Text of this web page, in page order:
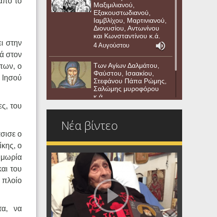
στην
στον
ο
του
ο
ο
του
να
Μαξιμιλιανού,
Εξακουστωδιανού,
Ιαμβλίχου, Μαρτινιανού,
Διονυσίου, Αντωνίνου
και Κωνσταντίνου κ.ά.
4 Αυγούστου
Των Αγίων Δαλμάτου,
Φαύστου, Ισαακίου,
Στεφάνου Πάπα Ρώμης,
Σαλώμης μυροφόρου
κ.ά.
Νέα βίντεο